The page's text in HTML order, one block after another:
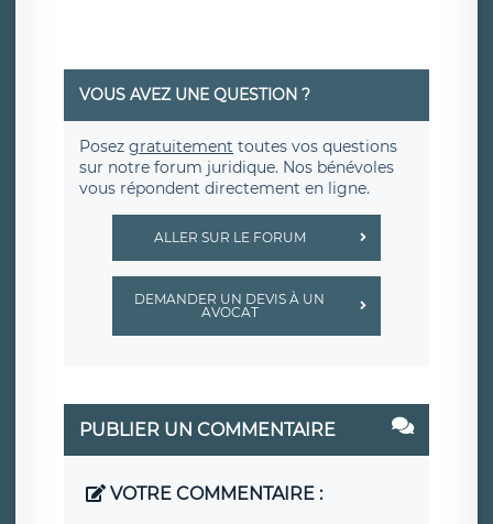
VOUS AVEZ UNE QUESTION ?
Posez gratuitement toutes vos questions
sur notre forum juridique. Nos bénévoles
vous répondent directement en ligne.
ALLER SUR LE FORUM
DEMANDER UN DEVIS À UN
AVOCAT
PUBLIER UN COMMENTAIRE
VOTRE COMMENTAIRE :